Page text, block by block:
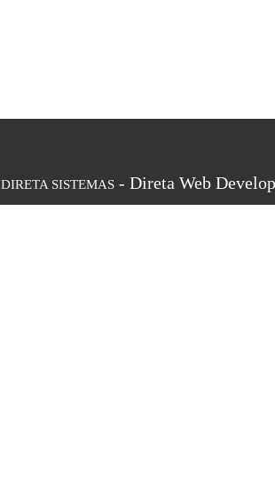
DIRETA SISTEMAS- Direta Web